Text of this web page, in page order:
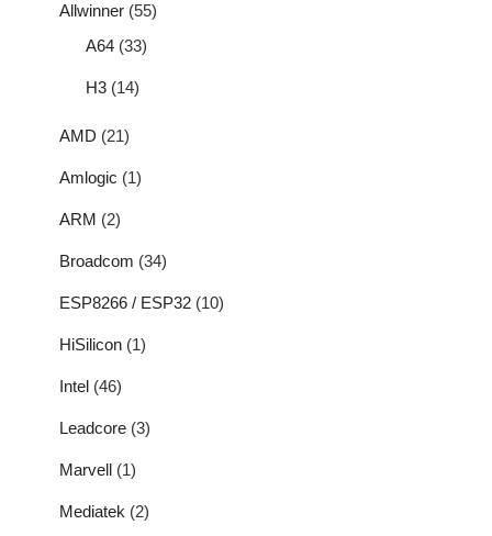
Allwinner (55)
A64 (33)
H3 (14)
AMD (21)
Amlogic (1)
ARM (2)
Broadcom (34)
ESP8266 / ESP32 (10)
HiSilicon (1)
Intel (46)
Leadcore (3)
Marvell (1)
Mediatek (2)